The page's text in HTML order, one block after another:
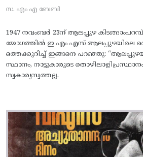
സ. എം എ ബേബി
1947 നവംബർ 23ന് ആലപ്പുഴ
യോഗത്തിൽ ഇ എം എസ് ആലപ്പുഴയിലെ
ത്തെക്കുറിച്ച് ഇങ്ങനെ പറഞ്ഞു:
സ്ഥാനം, നാട്ടുകാരുടെ
സ്വകാര്യസ്വത്തല്ല.